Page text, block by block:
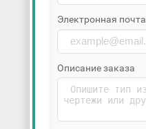
Электронная почта
Описание заказа